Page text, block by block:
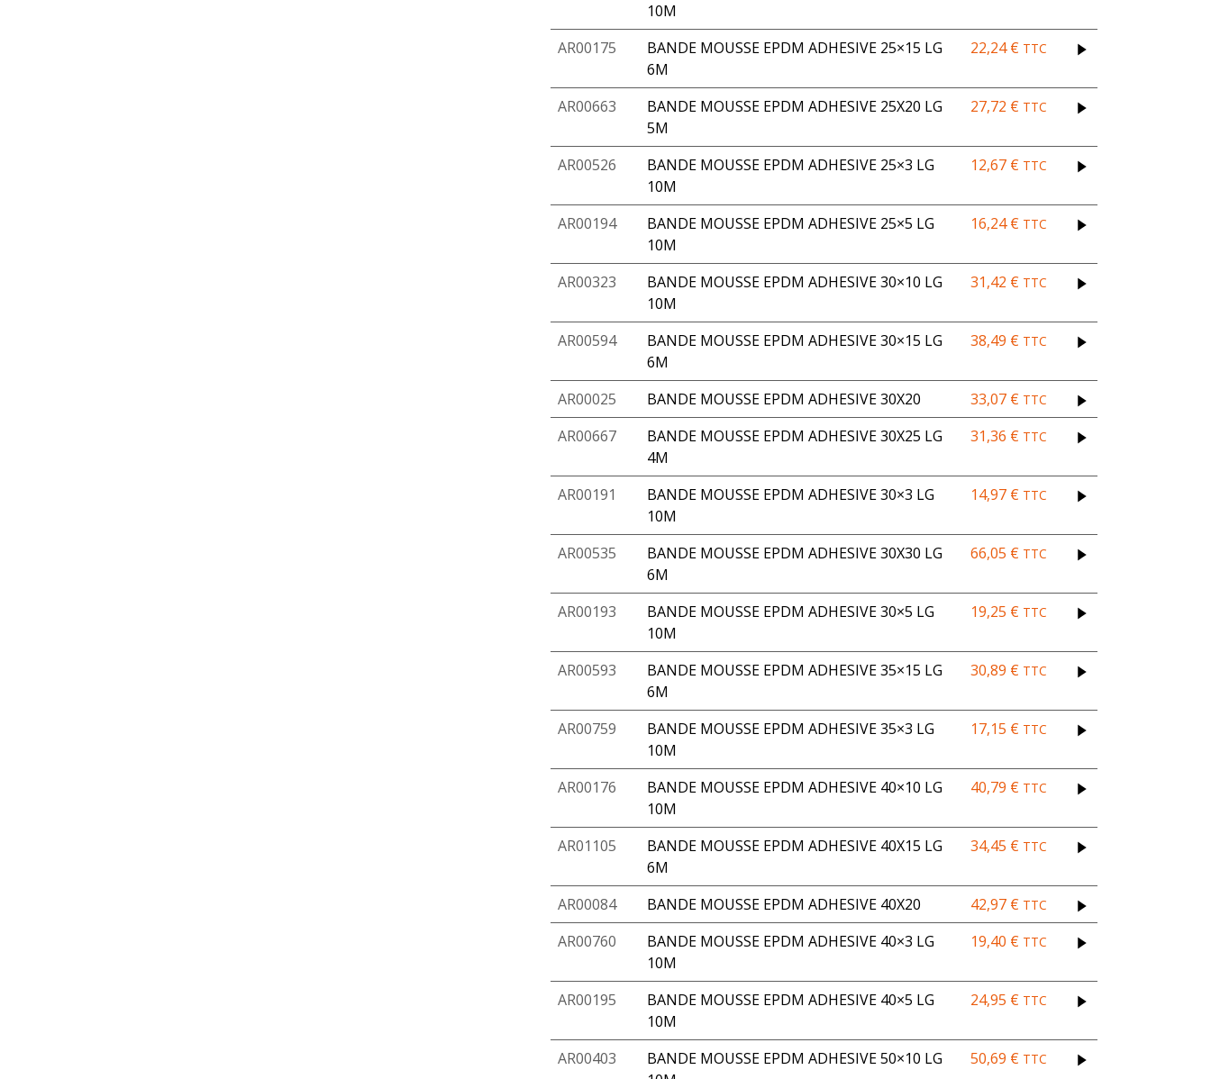
10M
AR00175
BANDE MOUSSE EPDM ADHESIVE 25×15 LG
6M
22,24€ TTC
AR00663
BANDE MOUSSE EPDM ADHESIVE 25X20 LG
5M
27,72 € TTC
AR00526
BANDE MOUSSE EPDM ADHESIVE 25×3 LG
10M
12,67 € TTC
AR00194
BANDE MOUSSE EPDM ADHESIVE 25×5 LG
10M
16,24€ TTC
AR00323
BANDE MOUSSE EPDM ADHESIVE 30×10 LG
10M
31,42 € TTC
AR00594
BANDE MOUSSE EPDM ADHESIVE 30×15 LG
6M
38,49 € TTC
AR00025 BANDE MOUSSE EPDM ADHESIVE 30X20 33,07 € TTC
AR00667
BANDE MOUSSE EPDM ADHESIVE 30X25 LG
4M
31,36 € TTC
AR00191
BANDE MOUSSE EPDM ADHESIVE 30×3 LG
10M
14,97 € TTC
AR00535
BANDE MOUSSE EPDM ADHESIVE 30X30 LG
6M
66,05 € TTC
AR00193
BANDE MOUSSE EPDM ADHESIVE 30×5 LG
10M
19,25 € TTC
AR00593
BANDE MOUSSE EPDM ADHESIVE 35×15 LG
6M
30,89 € TTC
AR00759
BANDE MOUSSE EPDM ADHESIVE 35×3 LG
10M
17,15 € TTC
AR00176
BANDE MOUSSE EPDM ADHESIVE 40×10 LG
10M
40,79 € TTC
AR01105
BANDE MOUSSE EPDM ADHESIVE 40X15 LG
6M
34,45 € TTC
AR00084 BANDE MOUSSE EPDM ADHESIVE 40X20 42,97 € TTC
AR00760
BANDE MOUSSE EPDM ADHESIVE 40×3 LG
10M
19,40 € TTC
AR00195
BANDE MOUSSE EPDM ADHESIVE 40×5 LG
10M
24,95 € TTC
AR00403
BANDE MOUSSE EPDM ADHESIVE 50×10 LG
50,69 € TTC